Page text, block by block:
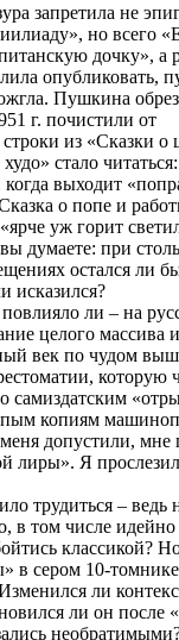
запретила не
но всего
дочку», а
опубликовать,
Пушкина
г. почистили от
из «Сказки о
стало
выходит
о попе и
уж горит
думаете: при
остался ли
исказился?
ли – на
целого массива
век по чудом
которую
самиздатским
копиям
допустили, мне
лиры». Я
трудиться – ведь
в том числе
классикой?
в сером 10-
ли
ли он после